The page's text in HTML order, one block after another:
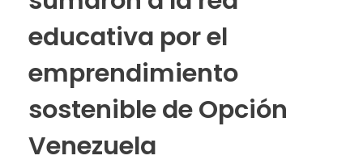
educativa por el
emprendimiento
sostenible de Opción
Venezuela